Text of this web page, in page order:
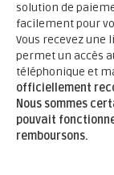
solution de
facilement pour
Vous recevez une
permet un accès
téléphonique et
officiellement
Nous sommes
pouvait
remboursons.